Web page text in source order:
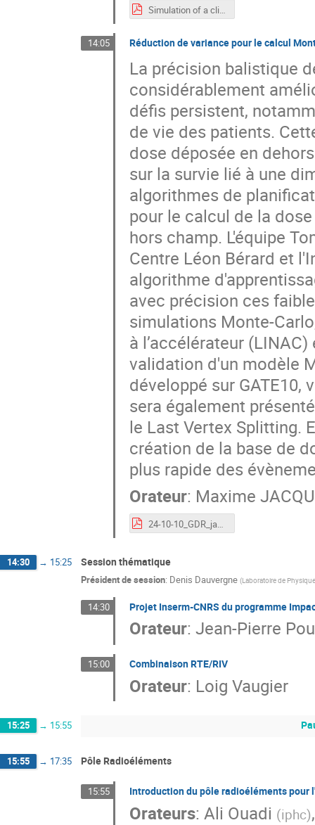
Simulation of a clinical CT scanner using GATE10.pdf
14:05 Réduction de variance pour le calcul
La précision balistique
considérablement
défis persistent,
de vie des patients.
dose déposée en
sur la survie lié à une
algorithmes de
pour le calcul de la
hors champ. L'équipe
Centre Léon Bérard et
algorithme
avec précision ces
simulations Monte-
à l’accélérateur
validation d'un modèle
développé sur
sera également
le Last Vertex Splitting.
création de la base de
plus rapide des
Orateur: Maxime
14:30 → 15:25 Session thématique
Président de session: Denis Dauvergne (Laboratoire de
14:30 Projet Inserm-CNRS du programme
Orateur: Jean-Pierre
15:00 Combinaison RTE/RIV
Orateur: Loig Vaugier
15:25 → 15:55
15:55 → 17:35 Pôle Radioéléments
15:55 Introduction du pôle radioéléments pour
Orateurs: Ali Ouadi (iphc)